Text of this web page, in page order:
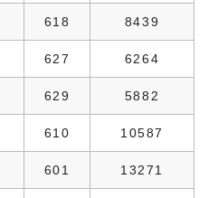
618 8439
627 6264
629 5882
610 10587
601 13271